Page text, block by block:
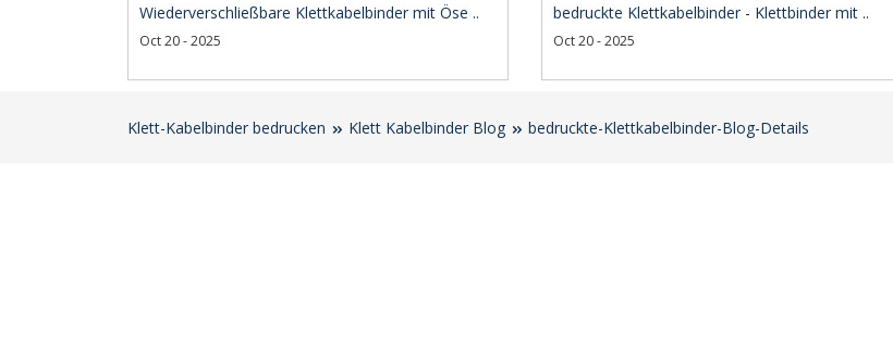
Wiederverschließbare Klettkabelbinder mit Öse ..
Oct 20 - 2025
bedruckte Klettkabelbinder - Klettbinder mit ..
Oct 20 - 2025
Klett-Kabelbinder bedrucken Klett Kabelbinder Blog bedruckte-Klettkabelbinder-Blog-Details